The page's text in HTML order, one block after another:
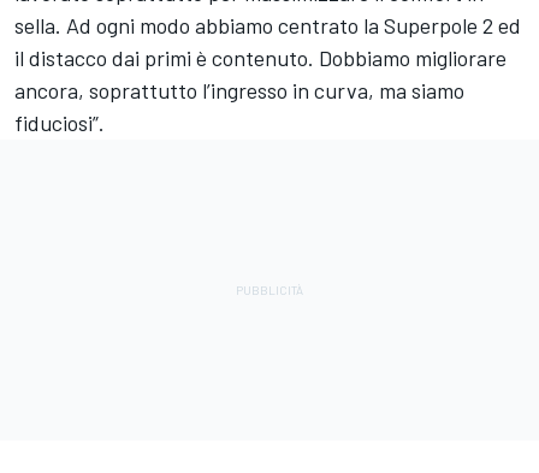
sella. Ad ogni modo abbiamo centrato la Superpole 2 ed
il distacco dai primi è contenuto. Dobbiamo migliorare
ancora, soprattutto l’ingresso in curva, ma siamo
fiduciosi”.